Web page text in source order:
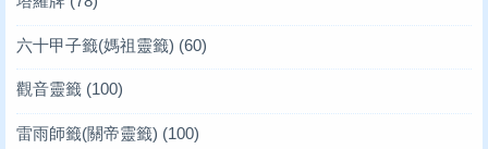
六十甲子籤(媽祖靈籤) (60)
觀音靈籤 (100)
雷雨師籤(關帝靈籤) (100)